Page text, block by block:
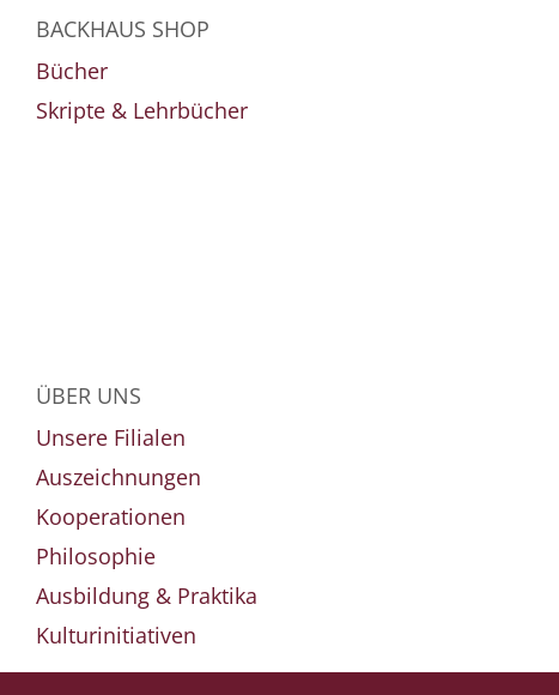
BACKHAUS SHOP
Bücher
Skripte & Lehrbücher
ÜBER UNS
Unsere Filialen
Auszeichnungen
Kooperationen
Philosophie
Ausbildung & Praktika
Kulturinitiativen